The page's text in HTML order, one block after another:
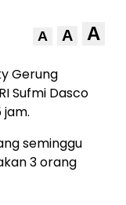
A A A
Gerung
Sufmi Dasco
jam.
seminggu
3 orang